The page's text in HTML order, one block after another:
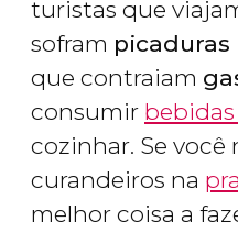
turistas que
sofram
que contraiam
consumir
cozinhar. Se você
curandeiros na
melhor coisa a